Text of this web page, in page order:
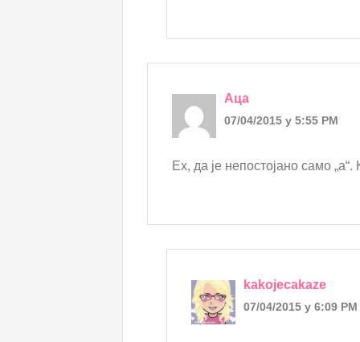
Аца
07/04/2015 у 5:55 PM
Ех, да је непостојано само
kakojecakaze
07/04/2015 у 6:09 PM